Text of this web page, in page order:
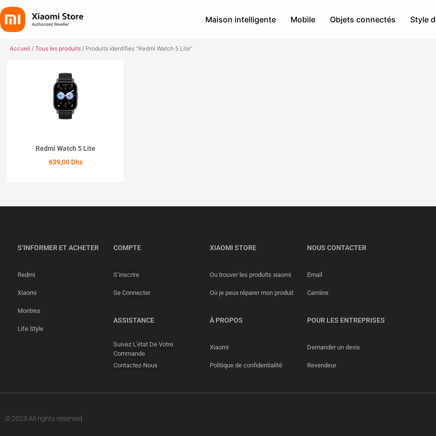
Maison intelligente Mobile Objets connectés Style
Accueil / Tous les produits / Produits identifiés “Redmi Watch 5 Lite”
Redmi Watch 5 Lite
639,00 Dhs
S’INFORMER ET ACHETER
Redmi
Xiaomi
Montres
Life Style
COMPTE
S’inscrire
Se Connecter
ASSISTANCE
Suivez L'état De Votre
Commande
Contactez-Nous
XIAOMI STORE
Ou trouver les produits xiaomi
Où je peux réparer mon produit
À PROPOS
Xiaomi
Politique de confidentialité
NOUS CONTACTER
Email
Carrière
POUR LES ENTREPRISES
Demander un devis
Revendeur
© 2023 All rights reserved